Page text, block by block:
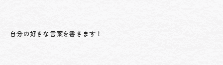
自分の好きな言葉を書きます！